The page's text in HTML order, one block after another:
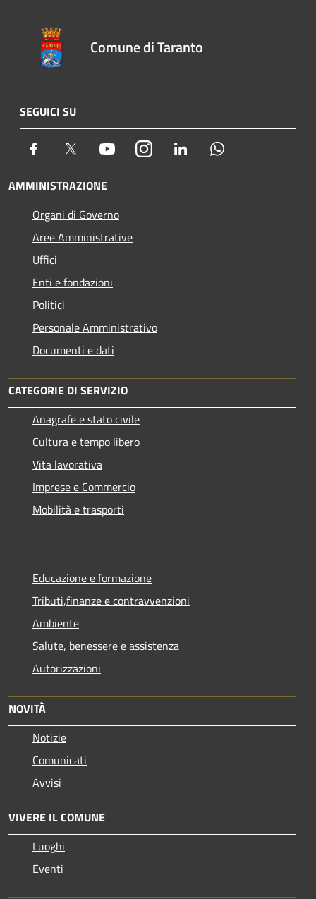
Comune di Taranto
SEGUICI SU
Facebook Twitter YoutubeInstagram LinkedIn
AMMINISTRAZIONE
Organi di Governo
Aree Amministrative
Uffici
Enti e fondazioni
Politici
Personale Amministrativo
Documenti e dati
CATEGORIE DI SERVIZIO
Anagrafe e stato civile
Cultura e tempo libero
Vita lavorativa
Imprese e Commercio
Mobilità e trasporti
Educazione e formazione
Tributi,finanze e contravvenzioni
Ambiente
Salute, benessere e assistenza
Autorizzazioni
NOVITÀ
Notizie
Comunicati
Avvisi
VIVERE IL COMUNE
Luoghi
Eventi